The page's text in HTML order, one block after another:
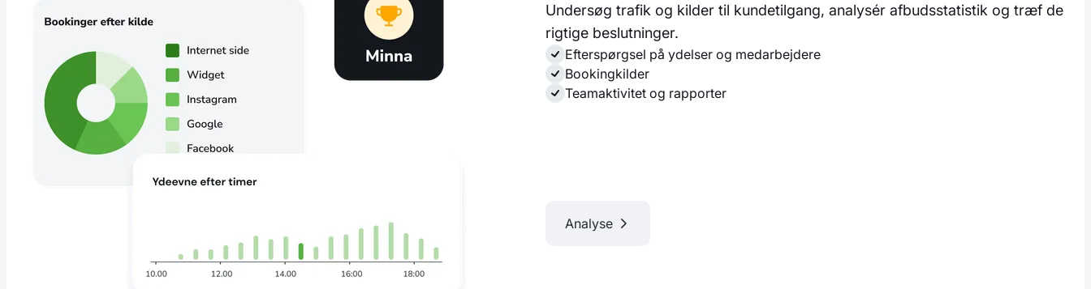
Undersøg trafik og kilder til kundetilgang, analysér afbudsstatistik og træf de
rigtige beslutninger.
Efterspørgsel på ydelser og medarbejdere
Bookingkilder
Teamaktivitet og rapporter
Analyse